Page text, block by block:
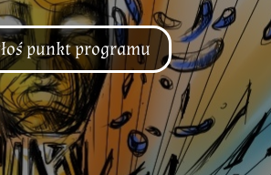
punkt programu